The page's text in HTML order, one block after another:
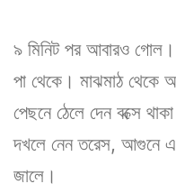
৯ মিনিট পর আবারও
পা থেকে। মাঝমাঠ থেকে
পেছনে ঠেলে দেন বক্সে
দখলে নেন তরেস, আগুনে
জালে।